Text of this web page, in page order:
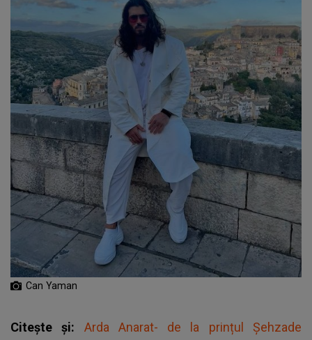
Can Yaman
Citește și: Arda Anarat- de la prințul Şehzade